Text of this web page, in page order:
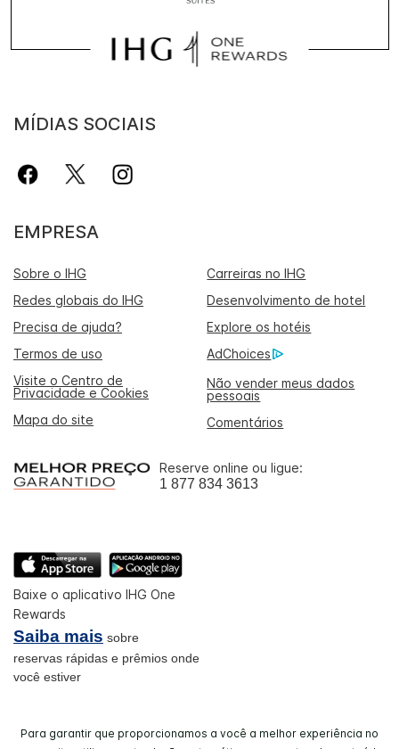
MÍDIAS SOCIAIS
EMPRESA
Sobre o IHG
Carreiras no IHG
Redes globais do IHG
Desenvolvimento de hotel
Precisa de ajuda?
Explore os hotéis
Termos de uso
AdChoices
Visite o Centro de
Privacidade e Cookies
Não vender meus dados
pessoais
Mapa do site
Comentários
Reserve online ou ligue:
1 877 834 3613
Baixe o aplicativo IHG One
Rewards
Saiba mais sobre
reservas rápidas e prêmios onde
você estiver
Para garantir que proporcionamos a você a melhor experiência no